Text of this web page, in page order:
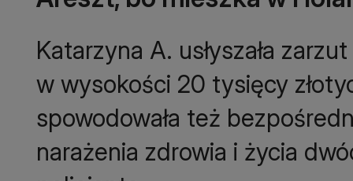
Katarzyna A. usłyszała
w wysokości 20 tysięcy
spowodowała też
narażenia zdrowia i życia